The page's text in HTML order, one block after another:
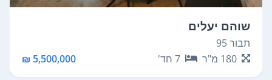
שוהם יעלים
תבור 95
180 מ"ר 7 חד' 5,500,000 ₪